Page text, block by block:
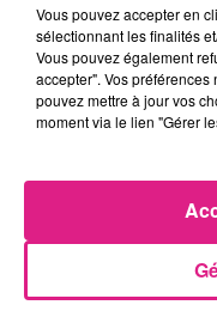
ce week-end.Il
Boire
Mouiller son
Manger en
Maintenir
fermant les
nuit si les
Vous pouvez accepter en
sélectionnant les finalités
Vous pouvez également
accepter". Vos
pouvez mettre à jour vos
moment via le lien "Gérer